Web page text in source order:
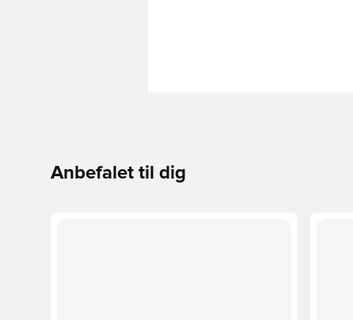
Anbefalet til dig